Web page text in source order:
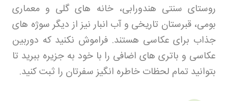
روستای سنتی هندورابی، خانه های گلی و معماری
بومی، قبرستان تاریخی و آب انبار نیز از دیگر سوژه های
جذاب برای عکاسی هستند. فراموش نکنید که دوربین
عکاسی و باتری های اضافی را با خود به جزیره ببرید تا
بتوانید تمام لحظات خاطره انگیز سفرتان را ثبت کنید.